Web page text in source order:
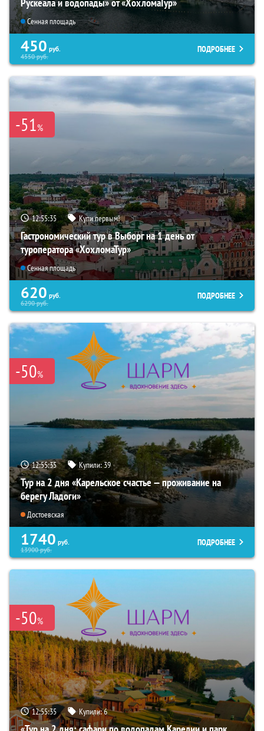
Сенная площадь
450 руб.
4550руб.
ПОДРОБНЕЕ
-51%
12:55:34 Купи первым!
Гастрономический тур в Выборг на 1 день от
туроператора «ХохломаТур»
Сенная площадь
620 руб.
6290руб.
ПОДРОБНЕЕ
-50%
12:55:34 Купили:39
Тур на 2 дня «Карельское счастье — проживание на
берегу Ладоги»
Достоевская
1740 руб.
13900руб.
ПОДРОБНЕЕ
-50%
12:55:34 Купили:6